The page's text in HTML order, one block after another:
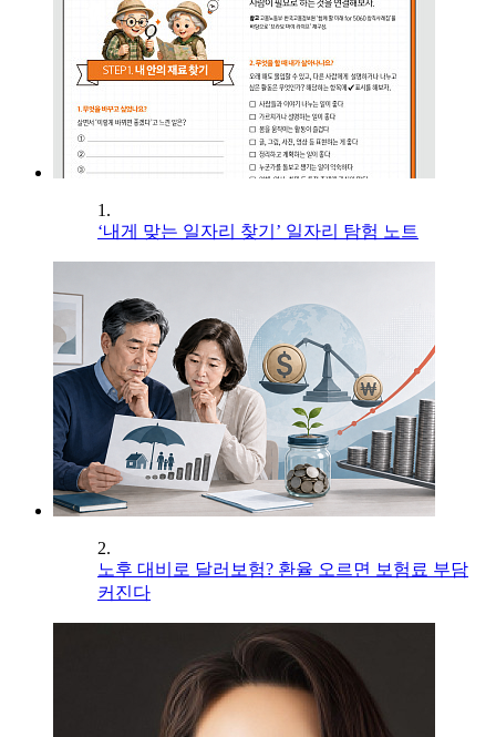
1.
‘내게 맞는 일자리 찾기’ 일자리 탐험 노트
2.
노후 대비로 달러보험? 환율 오르면 보험료 부담
커진다